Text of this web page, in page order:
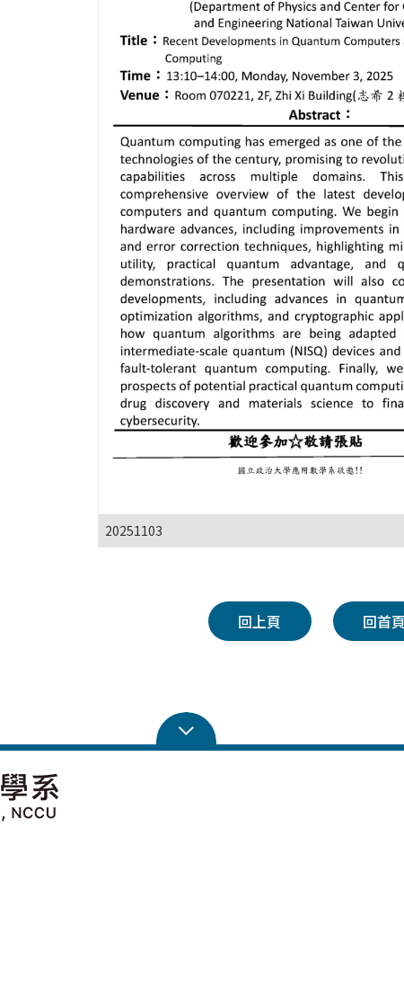
20251103
回上頁 回首頁